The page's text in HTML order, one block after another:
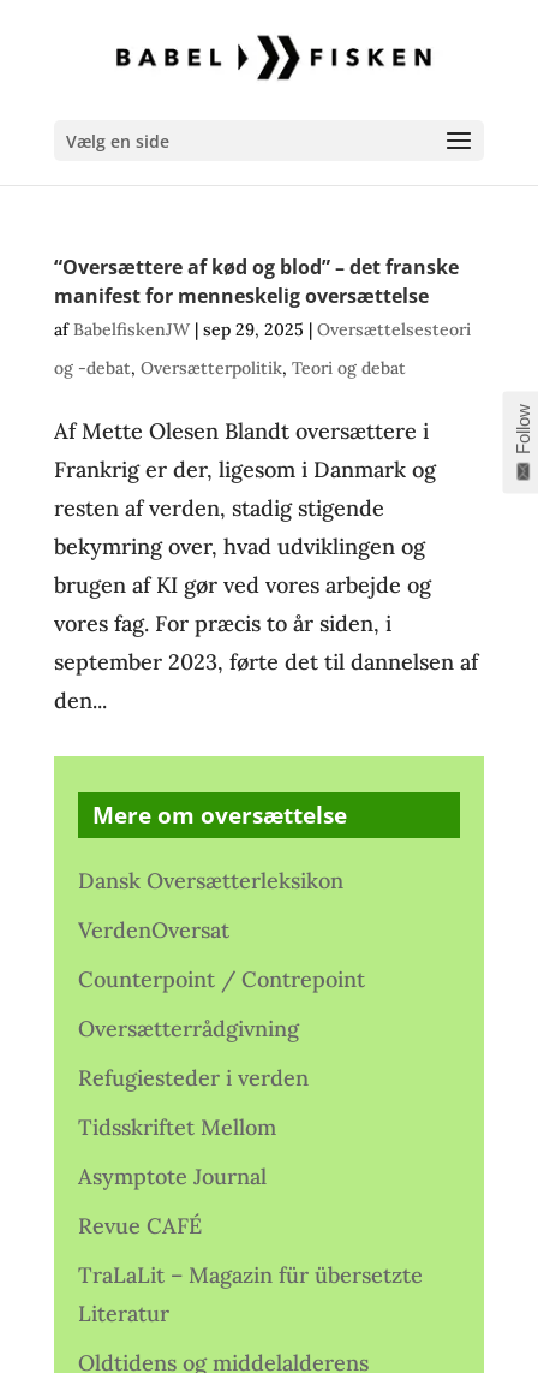
Vælg en side
“Oversættere af kød og blod” – det franske
manifest for menneskelig oversættelse
afBabelfiskenJW| sep 29, 2025 | Oversættelsesteori
og -debat, Oversætterpolitik, Teori og debat
Af Mette Olesen Blandt oversættere i
Frankrig er der, ligesom i Danmark og
resten af verden, stadig stigende
bekymring over, hvad udviklingen og
brugen af KI gør ved vores arbejde og
vores fag. For præcis to år siden, i
september 2023, førte det til dannelsen af
den...
Mere om oversættelse
Dansk Oversætterleksikon
VerdenOversat
Counterpoint / Contrepoint
Oversætterrådgivning
Refugiesteder i verden
Tidsskriftet Mellom
Asymptote Journal
Revue CAFÉ
TraLaLit – Magazin für übersetzte
Literatur
Oldtidens og middelalderens
Follow